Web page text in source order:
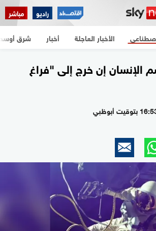
راديو مباشر
الأخبار العاجلة أخبار شرق
الإنسان إن خرج إلى "فراغ